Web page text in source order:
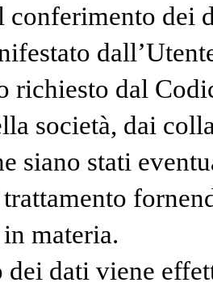
conferimento dei
richiesto dal
società, dai
siano stati
materia.
dei dati viene